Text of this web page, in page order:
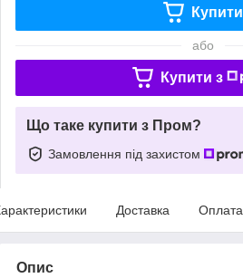
Купити
або
Купити з
Що таке купити з Пром?
Замовлення під захистом
Доставка Оплата
Опис